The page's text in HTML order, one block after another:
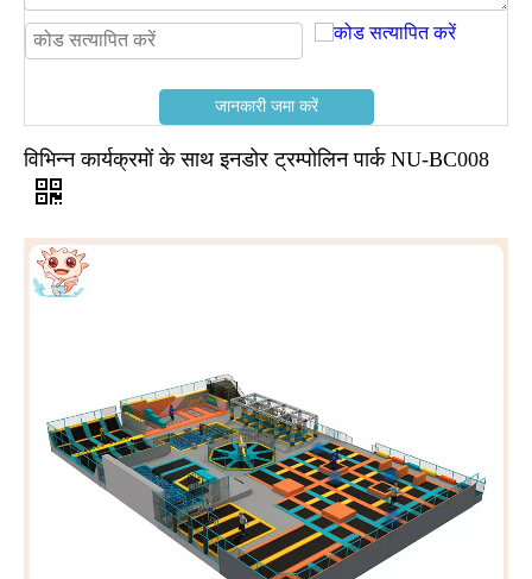
जानकारी जमा करें
विभिन्न कार्यक्रमों के साथ इनडोर ट्रम्पोलिन पार्क NU-BC008